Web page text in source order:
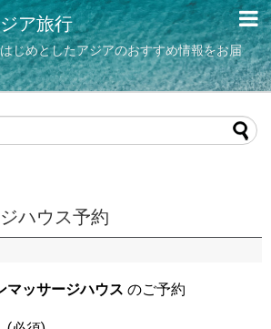
ア旅行
じめとしたアジアのおすすめ情報をお届
ハウス予約
マッサージハウス のご予約